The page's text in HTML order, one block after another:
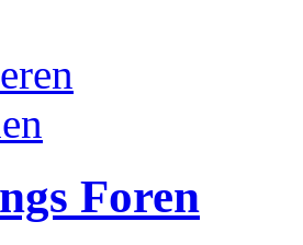
Foren